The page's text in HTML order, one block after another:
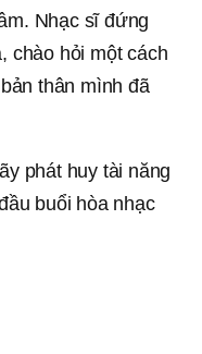
Nhạc sĩ đứng
chào hỏi một cách
thân mình đã
phát huy tài năng
buổi hòa nhạc